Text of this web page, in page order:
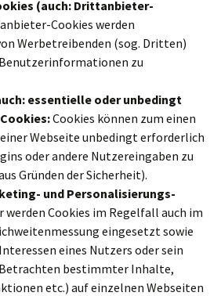
(auch: Drittanbieter-
Cookies werden
Werbetreibenden (sog. Dritten)
zu
essentielle oder unbedingt
Cookies können zum einen
Webseite unbedingt erforderlich
oder andere Nutzereingaben zu
Gründen der Sicherheit).
und Personalisierungs-
werden Cookies im Regelfall auch im
eingesetzt sowie
eines Nutzers oder sein
bestimmter Inhalte,
etc.) auf einzelnen Webseiten